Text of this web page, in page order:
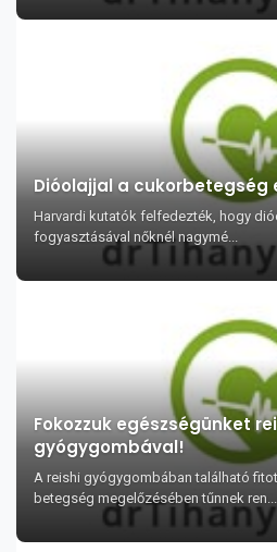
Dióolajjal a cukorbetegség
Harvardi kutatók felfedezték, hogy
fogyasztásával nőknél nagymé...
Fokozzuk egészségünket
gyógygombával!
A reishi gyógygombában található
betegség megelőzésében tűnnek ren...